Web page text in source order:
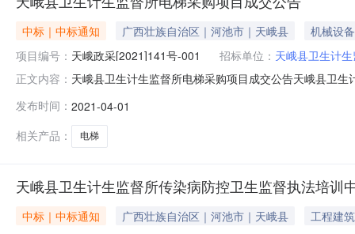
中标｜中标通知 广西壮族自治区｜河池市｜天峨县
机械设备
项目编号： 天峨政采[2021]141号-001 招标单位： 天峨县卫生计
正文内容： 天峨县卫生计生监督所电梯采购项目成交公告天峨县卫
额（元）:230000预算总额（元）:项目所在行政区划编
发布时间： 2021-04-01
相关产品：
电梯
天峨县卫生计生监督所传染病防控卫生监督执法培训
中标｜中标通知 广西壮族自治区｜河池市｜天峨县
工程建筑